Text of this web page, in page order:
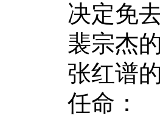
决定免
裴宗杰的
张红谱的
任命：